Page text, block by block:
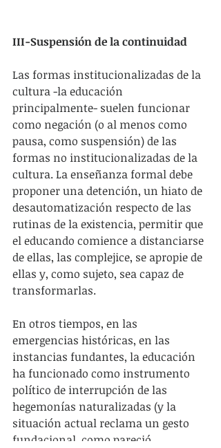
III-Suspensión de la continuidad
Las formas institucionalizadas de la
cultura -la educación
principalmente- suelen funcionar
como negación (o al menos como
pausa, como suspensión) de las
formas no institucionalizadas de la
cultura. La enseñanza formal debe
proponer una detención, un hiato de
desautomatización respecto de las
rutinas de la existencia, permitir que
el educando comience a distanciarse
de ellas, las complejice, se apropie de
ellas y, como sujeto, sea capaz de
transformarlas.
En otros tiempos, en las
emergencias históricas, en las
instancias fundantes, la educación
ha funcionado como instrumento
político de interrupción de las
hegemonías naturalizadas (y la
situación actual reclama un gesto
fundacional, como pareció